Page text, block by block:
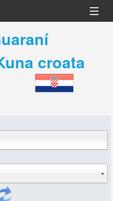
croata